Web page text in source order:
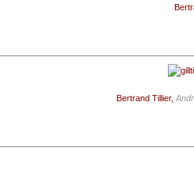
Bertrand Tillier,